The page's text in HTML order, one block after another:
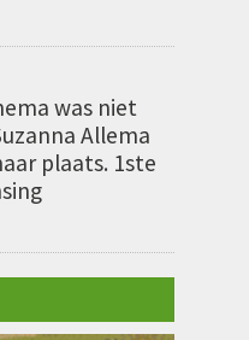
was niet
Allema
plaats. 1ste